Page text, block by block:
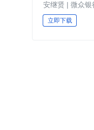
立即下载